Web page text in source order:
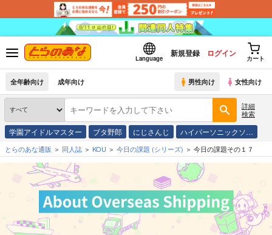
Language
新規登録 ログイン
カート
全年齢向け 成年向け 男性向け 女性向け
詳細
検索
学園アイドルマスター ブタ野郎 にじさんじ ハイパーソニックソ…
とらのあな通販 同人誌 KOU 今日の課題 (シリーズ) 今日の課題その１７